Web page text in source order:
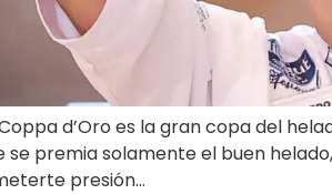
d’Oro es la gran copa del
se premia solamente el buen
presión…